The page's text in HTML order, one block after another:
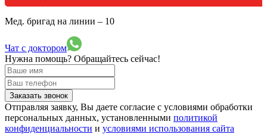
Мед. бригад на линии – 10
Чат с доктором
Нужна помощь? Обращайтесь сейчас!
Заказать звонок
Отправляя заявку, Вы даете согласие с условиями обработки
персональных данных, установленными политикой
конфиденциальности и условиями использования сайта